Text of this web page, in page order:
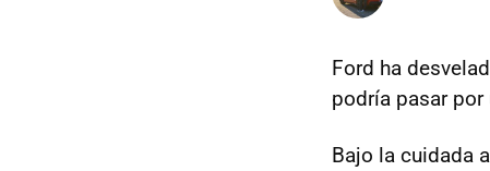
Ford ha
podría pasar
Bajo la cuidada